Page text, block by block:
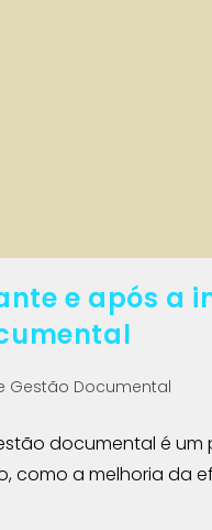
e após a
Gestão Documental
documental é
como a melhoria da